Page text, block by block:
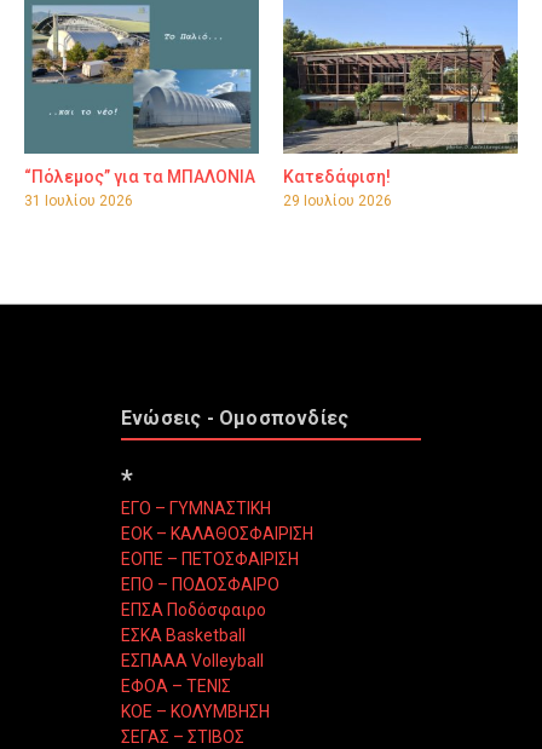
“Πόλεμος” για τα ΜΠΑΛΟΝΙΑ
31 Ιουλίου 2026
Κατεδάφιση!
29 Ιουλίου 2026
Ενώσεις - Ομοσπονδίες
*
ΕΓΟ – ΓΥΜΝΑΣΤΙΚΗ
ΕΟΚ – ΚΑΛΑΘΟΣΦΑΙΡΙΣΗ
ΕΟΠΕ – ΠΕΤΟΣΦΑΙΡΙΣΗ
ΕΠΟ – ΠΟΔΟΣΦΑΙΡΟ
ΕΠΣΑ Ποδόσφαιρο
ΕΣΚΑ Basketball
ΕΣΠΑΑΑ Volleyball
ΕΦΟΑ – ΤΕΝΙΣ
ΚΟΕ – ΚΟΛΥΜΒΗΣΗ
ΣΕΓΑΣ – ΣΤΙΒΟΣ